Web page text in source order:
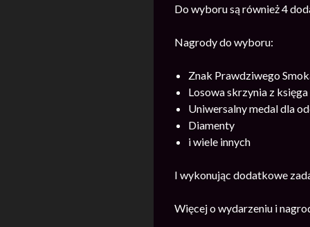
Do wyboru są również 4
Nagrody do wyboru:
Znak Prawdziwego
Losowa skrzynia z
Uniwersalny medal dla
Diamenty
i wiele innych
I wykonując dodatkowe
Więcej o wydarzeniu i